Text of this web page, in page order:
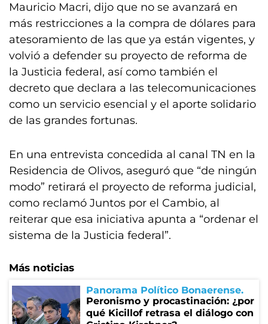
Mauricio Macri, dijo que no se avanzará en
más restricciones a la compra de dólares para
atesoramiento de las que ya están vigentes, y
volvió a defender su proyecto de reforma de
la Justicia federal, así como también el
decreto que declara a las telecomunicaciones
como un servicio esencial y el aporte solidario
de las grandes fortunas.
En una entrevista concedida al canal TN en la
Residencia de Olivos, aseguró que “de ningún
modo” retirará el proyecto de reforma judicial,
como reclamó Juntos por el Cambio, al
reiterar que esa iniciativa apunta a “ordenar el
sistema de la Justicia federal”.
Más noticias
Panorama Político Bonaerense
Peronismo y procastinación: ¿por
qué Kicillof retrasa el diálogo con